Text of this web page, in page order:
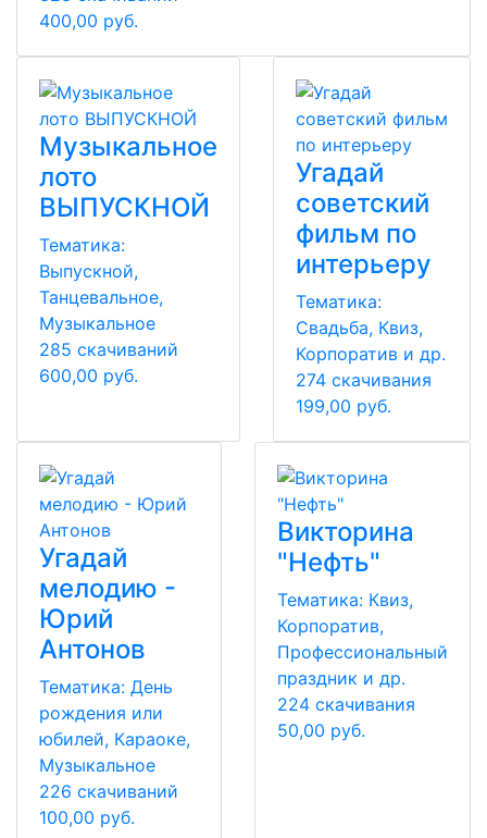
400,00 руб.
Музыкальное
лото
ВЫПУСКНОЙ
Тематика:
Выпускной,
Танцевальное,
Музыкальное
285 скачиваний
600,00 руб.
Угадай
советский
фильм по
интерьеру
Тематика:
Свадьба, Квиз,
Корпоратив и др.
274 скачивания
199,00 руб.
Угадай
мелодию -
Юрий
Антонов
Тематика: День
рождения или
юбилей, Караоке,
Музыкальное
226 скачиваний
100,00 руб.
Викторина
"Нефть"
Тематика: Квиз,
Корпоратив,
Профессиональный
праздник и др.
224 скачивания
50,00 руб.